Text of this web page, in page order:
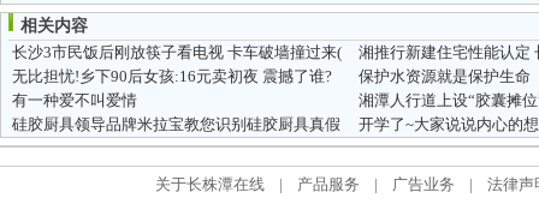
相关内容
长沙3市民饭后刚放筷子看电视 卡车破墙撞过来(
无比担忧!乡下90后女孩:16元卖初夜 震撼了谁?
保护水资源就是保护生命
有一种爱不叫爱情
湘潭人行道上设“胶囊摊
硅胶厨具领导品牌米拉宝教您识别硅胶厨具真假
开学了~大家说说内心的
关于长株潭在线 | 产品服务 | 广告业务 |
法律声